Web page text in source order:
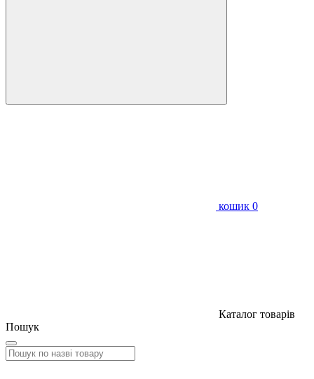
кошик 0
Каталог товарів
Пошук